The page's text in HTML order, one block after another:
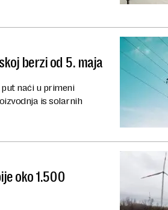
berzi od 5. maja
put naći u primeni
is solarnih
oko 1.500